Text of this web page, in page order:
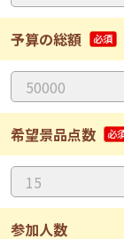
予算の総額
希望景品点数
参加人数